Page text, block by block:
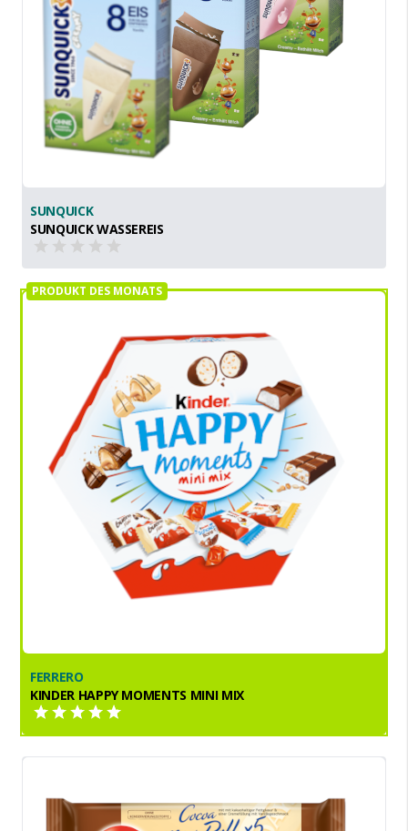
SUNQUICK
SUNQUICK WASSEREIS
FERRERO
KINDER HAPPY MOMENTS MINI MIX
PRODUKT DES MONATS